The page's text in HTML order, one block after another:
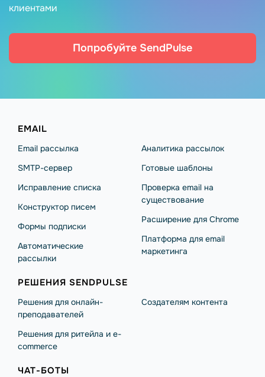
клиентами
Попробуйте SendPulse
EMAIL
Email рассылка
SMTP-сервер
Исправление списка
Конструктор писем
Формы подписки
Автоматические
рассылки
Аналитика рассылок
Готовые шаблоны
Проверка email на
существование
Расширение для Chrome
Платформа для email
маркетинга
РЕШЕНИЯ SENDPULSE
Решения для онлайн-
преподавателей
Решения для ритейла и e-
commerce
Создателям контента
ЧАТ-БОТЫ